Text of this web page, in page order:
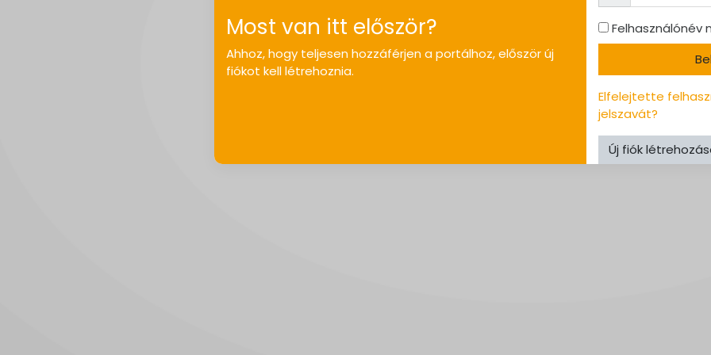
Most van itt először?
Ahhoz, hogy teljesen hozzáférjen a portálhoz, először új
fiókot kell létrehoznia.
Felhasználónév
Elfelejtette
jelszavát?
Új fiók